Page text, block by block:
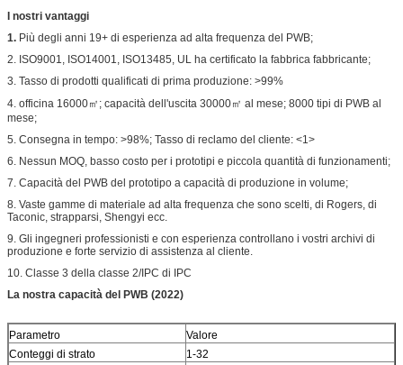
0.2mm via riempito e tented.
VALUTAZIONE DI
FLAMIBILITY
94V-0
DIMENSIONE
Dimensione del profilo:
Placcatura del bordo:
0,0029"
Tolleranza del trapano:
0,002"
PROVA
Spedizione priore della prova elettrica di 100%
TIPO DI MATERIALE
ILLUSTRATIVO DA FORNIRE
archivio del email, Gerber RS-274-X, PCBDOC
ecc
AREA DI SERVIZIO
Universalmente, globalmente.
I nostri vantaggi
1. Più degli anni 19+ di esperienza ad alta frequenza del PWB;
2. ISO9001, ISO14001, ISO13485, UL ha certificato la fabbrica fabbricante;
3. Tasso di prodotti qualificati di prima produzione: >99%
4. officina 16000㎡; capacità dell'uscita 30000㎡ al mese; 8000 tipi di PWB al
mese;
5. Consegna in tempo: >98%; Tasso di reclamo del cliente: <1>
6. Nessun MOQ, basso costo per i prototipi e piccola quantità di funzionamenti;
7. Capacità del PWB del prototipo a capacità di produzione in volume;
8. Vaste gamme di materiale ad alta frequenza che sono scelti, di Rogers, di
Taconic, strapparsi, Shengyi ecc.
9. Gli ingegneri professionisti e con esperienza controllano i vostri archivi di
produzione e forte servizio di assistenza al cliente.
10. Classe 3 della classe 2/IPC di IPC
La nostra capacità del PWB (2022)
Parametro
Valore
Conteggi di strato
1-32